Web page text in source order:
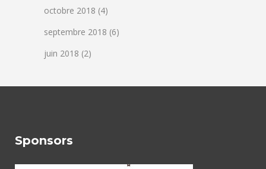
octobre 2018 (4)
septembre 2018 (6)
juin 2018 (2)
Sponsors